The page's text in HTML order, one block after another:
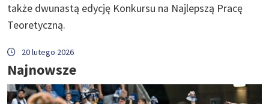
także dwunastą edycję Konkursu na Najlepszą Pracę
Teoretyczną.
20 lutego 2026
Najnowsze